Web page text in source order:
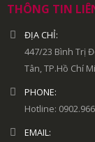
THÔNG TIN
ĐỊA CHỈ:
447/23 Bình Trị
Tân, TP.Hồ Chí
PHONE:
Hotline:
EMAIL: